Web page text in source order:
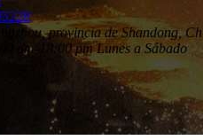
provincia de Shandong,
am-18:00 pm Lunes a Sábado